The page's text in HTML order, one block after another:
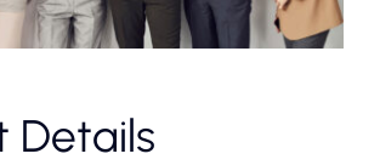
Details